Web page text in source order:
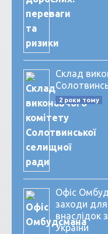
Склад
2 роки тому
Офіс
заходи для
внаслідок
України